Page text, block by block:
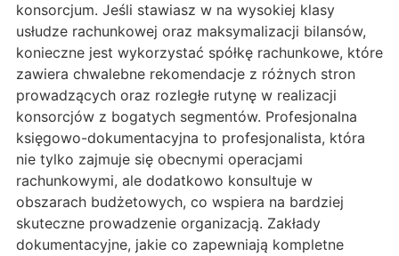
konsorcjum. Jeśli stawiasz w na wysokiej klasy
usłudze rachunkowej oraz maksymalizacji bilansów,
konieczne jest wykorzystać spółkę rachunkowe, które
zawiera chwalebne rekomendacje z różnych stron
prowadzących oraz rozległe rutynę w realizacji
konsorcjów z bogatych segmentów. Profesjonalna
księgowo-dokumentacyjna to profesjonalista, która
nie tylko zajmuje się obecnymi operacjami
rachunkowymi, ale dodatkowo konsultuje w
obszarach budżetowych, co wspiera na bardziej
skuteczne prowadzenie organizacją. Zakłady
dokumentacyjne, jakie co zapewniają kompletne